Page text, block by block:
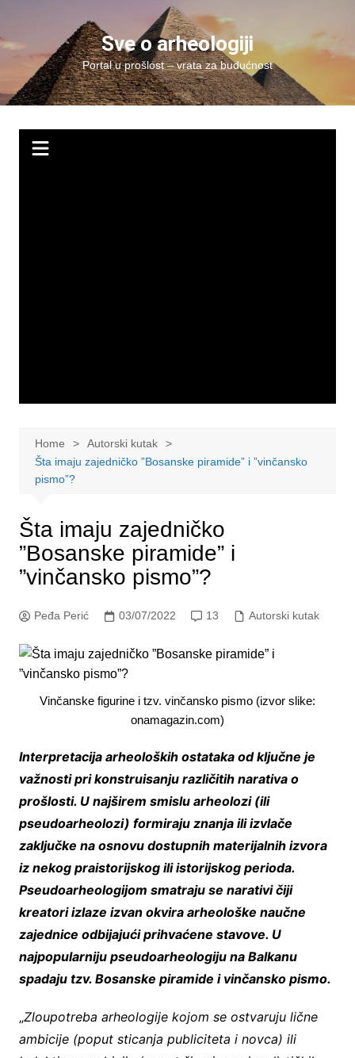
content
Sve o arheologiji
Portal u prošlost – vrata za budućnost
Home
Autorski kutak
Šta imaju zajedničko ”Bosanske piramide” i ”vinčansko
pismo”?
Šta imaju zajedničko
”Bosanske piramide” i
”vinčansko pismo”?
Peđa Perić 03/07/2022 13 Autorski kutak
Vinčanske figurine i tzv. vinčansko pismo (izvor slike:
onamagazin.com)
Interpretacija arheoloških ostataka od ključne je
važnosti pri konstruisanju različitih narativa o
prošlosti. U najširem smislu arheolozi (ili
pseudoarheolozi) formiraju znanja ili izvlače
zaključke na osnovu dostupnih materijalnih izvora
iz nekog praistorijskog ili istorijskog perioda.
Pseudoarheologijom smatraju se narativi čiji
kreatori izlaze izvan okvira arheološke naučne
zajednice odbijajući prihvaćene stavove. U
najpopularniju pseudoarheologiju na Balkanu
spadaju tzv. Bosanske piramide i vinčansko pismo.
„Zloupotreba arheologije kojom se ostvaruju lične
ambicije (poput sticanja publiciteta i novca) ili